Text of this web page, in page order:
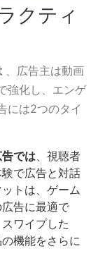
クティ
、広告主は動画
強化し、エンゲ
には2つのタイ
では、視聴者
で広告と対話
トは、ゲーム
告に最適で
ワイプした
機能をさらに